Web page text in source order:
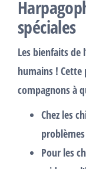
spéciales
Les bienfaits de
humains !
compagnons à
Chez les
Pour les